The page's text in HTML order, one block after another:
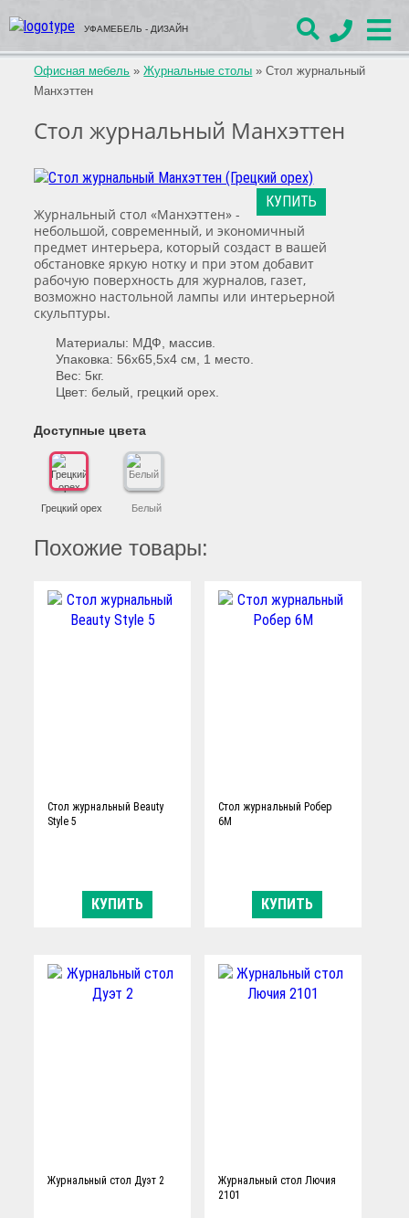
УФАМЕБЕЛЬ - ДИЗАЙН
Офисная мебель »Журнальные столы »Стол журнальный
Манхэттен
Стол журнальный Манхэттен
КУПИТЬ
Журнальный стол «Манхэттен» -
небольшой, современный, и экономичный
предмет интерьера, который создаст в вашей
обстановке яркую нотку и при этом добавит
рабочую поверхность для журналов, газет,
возможно настольной лампы или интерьерной
скульптуры.
Материалы: МДФ, массив.
Упаковка: 56х65,5х4 см, 1 место.
Вес: 5кг.
Цвет: белый, грецкий орех.
Доступные цвета
Грецкий орех Белый
Похожие товары:
Стол журнальный Beauty
Style 5
КУПИТЬ
Стол журнальный Робер
6М
КУПИТЬ
Журнальный стол Дуэт 2
Журнальный стол Лючия
2101